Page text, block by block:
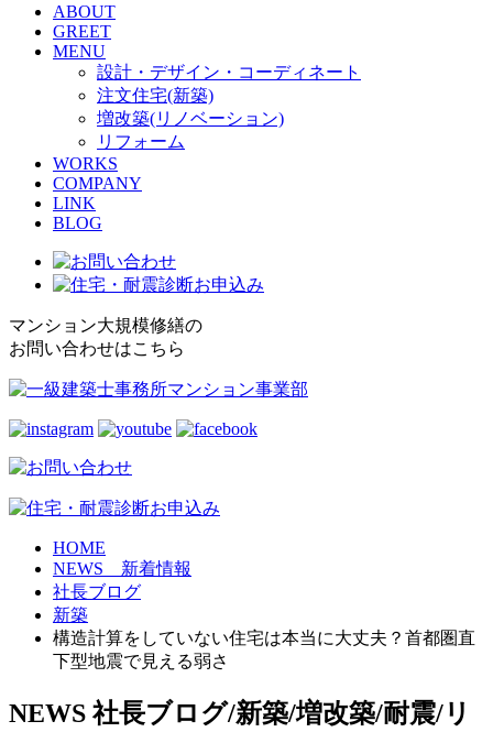
ABOUT
GREET
MENU
設計・デザイン・コーディネート
注文住宅(新築)
増改築(リノベーション)
リフォーム
WORKS
COMPANY
LINK
BLOG
マンション大規模修繕の
お問い合わせはこちら
HOME
NEWS 新着情報
社長ブログ
新築
構造計算をしていない住宅は本当に大丈夫？首都圏直
下型地震で見える弱さ
NEWS 社長ブログ/新築/増改築/耐震/リ